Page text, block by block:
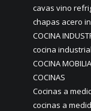
cavas vino
chapas acero
COCINA
cocina
COCINA
COCINAS
Cocinas a
cocinas a